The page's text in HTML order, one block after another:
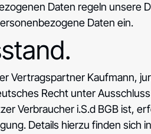
Daten regeln unsere
Daten ein.
Vertragspartner Kaufmann,
Recht unter
Verbraucher i.S.d BGB ist,
Details hierzu finden sich